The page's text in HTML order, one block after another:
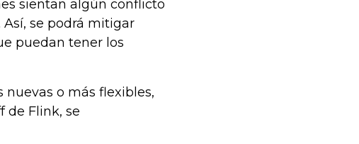
sientan algún conflicto
se podrá mitigar
puedan tener los
o más flexibles,
de Flink, se